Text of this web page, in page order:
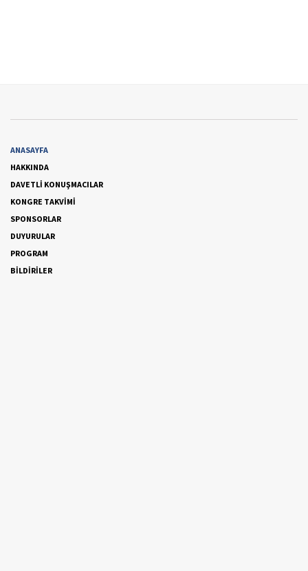
ANASAYFA
HAKKINDA
DAVETLİ KONUŞMACILAR
KONGRE TAKVİMİ
SPONSORLAR
DUYURULAR
PROGRAM
BİLDİRİLER